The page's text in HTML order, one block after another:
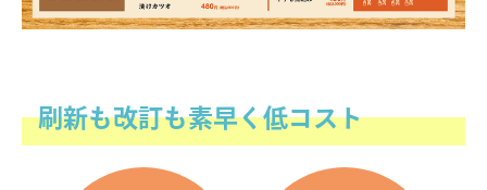
刷新も改訂も素早く低コスト